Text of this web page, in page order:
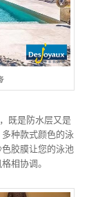
既是防水层又是
种款式颜色的泳
胶膜让您的泳池
相协调。